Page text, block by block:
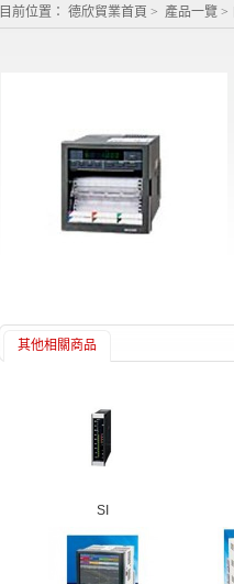
目前位置： 德欣貿業首頁 > 產品一覽 >
其他相關商品
SI